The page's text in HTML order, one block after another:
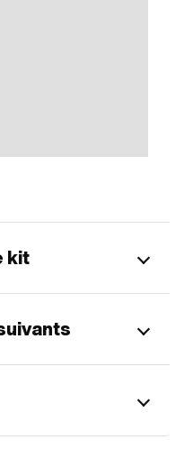
kit